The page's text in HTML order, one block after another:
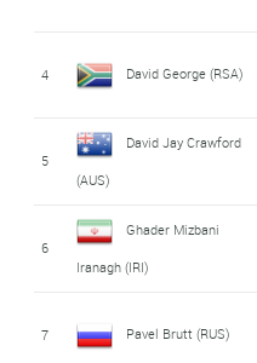
4 David George (RSA)
5
David Jay Crawford
(AUS)
6
Ghader Mizbani
Iranagh (IRI)
7 Pavel Brutt (RUS)